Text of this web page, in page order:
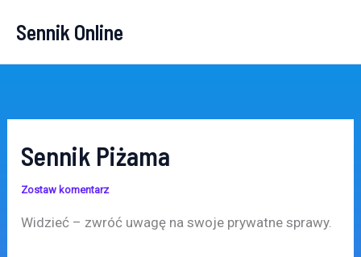
Sennik Online
Sennik Piżama
Zostaw komentarz
Widzieć – zwróć uwagę na swoje prywatne sprawy.